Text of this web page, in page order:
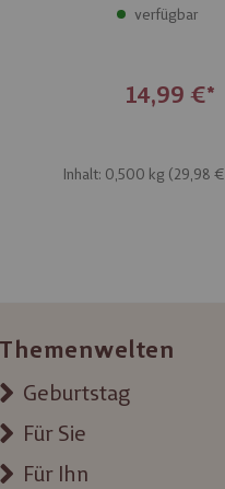
verfügbar
14,99 €
Inhalt: 0,500 kg (29,98 €
Themenwelten
Geburtstag
Für Sie
Für Ihn